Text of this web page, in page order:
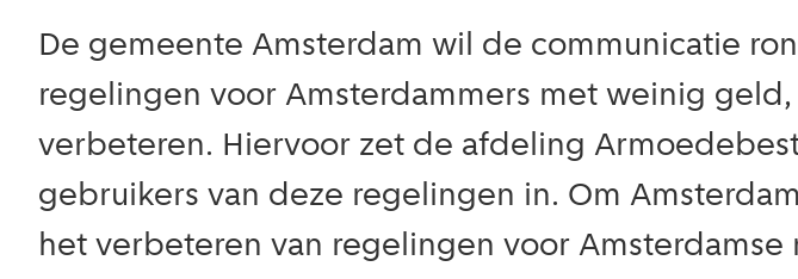
De gemeente Amsterdam wil de communicatie
regelingen voor Amsterdammers met weinig
verbeteren. Hiervoor zet de afdeling
gebruikers van deze regelingen in. Om
het verbeteren van regelingen voor